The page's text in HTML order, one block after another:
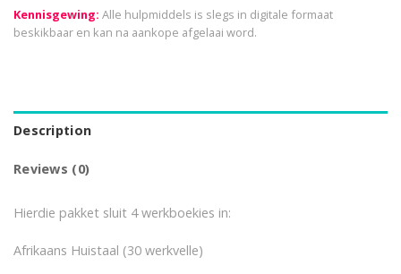
Kennisgewing: Alle hulpmiddels is slegs in digitale formaat
beskikbaar en kan na aankope afgelaai word.
Description
Reviews (0)
Hierdie pakket sluit 4 werkboekies in:
Afrikaans Huistaal (30 werkvelle)